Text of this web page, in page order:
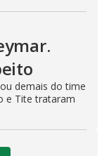
demais do time
e Tite trataram